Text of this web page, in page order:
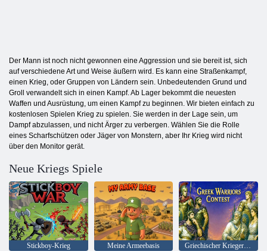
Der Mann ist noch nicht gewonnen eine Aggression und sie bereit ist, sich
auf verschiedene Art und Weise äußern wird. Es kann eine Straßenkampf,
einen Krieg, oder Gruppen von Ländern sein. Unbedeutenden Grund und
Groll verwandelt sich in einen Kampf. Ab Lager bekommt die neuesten
Waffen und Ausrüstung, um einen Kampf zu beginnen. Wir bieten einfach zu
kostenlosen Spielen Krieg zu spielen. Sie werden in der Lage sein, um
Dampf abzulassen, und nicht Ärger zu verbergen. Wählen Sie die Rolle
eines Scharfschützen oder Jäger von Monstern, aber Ihr Krieg wird nicht
über den Monitor gerät.
Neue Kriegs Spiele
Stickboy-Krieg Meine Armeebasis Griechischer Kriegerwettbewerb